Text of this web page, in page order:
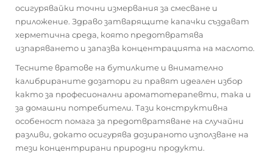
осигурявайки точни измервания за смесване и
приложение. Здраво затварящите капачки създават
херметична среда, която предотвратява
изпаряването и запазва концентрацията на маслото.
Тесните вратове на бутилките и внимателно
калибрираните дозатори ги правят идеален избор
както за професионални ароматотерапевти, така и
за домашни потребители. Тази конструктивна
особеност помага за предотвратяване на случайни
разливи, докато осигурява дозираното използване на
тези концентрирани природни продукти.